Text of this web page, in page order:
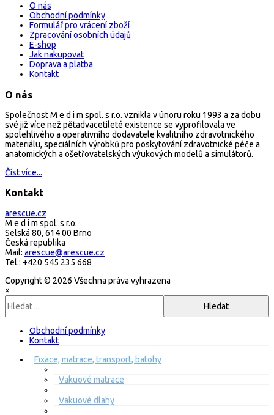
O nás
Obchodní podmínky
Formulář pro vrácení zboží
Zpracování osobních údajů
E-shop
Jak nakupovat
Doprava a platba
Kontakt
O nás
Společnost M e d i m spol. s r.o. vznikla v únoru roku 1993 a za dobu
své již více než pětadvacetileté existence se vyprofilovala ve
spolehlivého a operativního dodavatele kvalitního zdravotnického
materiálu, speciálních výrobků pro poskytování zdravotnické péče a
anatomických a ošetřovatelských výukových modelů a simulátorů.
Číst více...
Kontakt
arescue.cz
M e d i m spol. s r.o.
Selská 80, 614 00 Brno
Česká republika
Mail: arescue@arescue.cz
Tel.: +420 545 235 668
Copyright © 2026 Všechna práva vyhrazena
×
Obchodní podmínky
Kontakt
Fixace, matrace, transport, batohy
Vakuové matrace
Vakuové dlahy